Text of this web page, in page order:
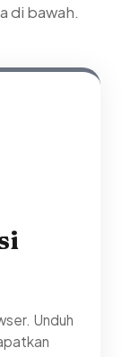
di bawah.
Unduh